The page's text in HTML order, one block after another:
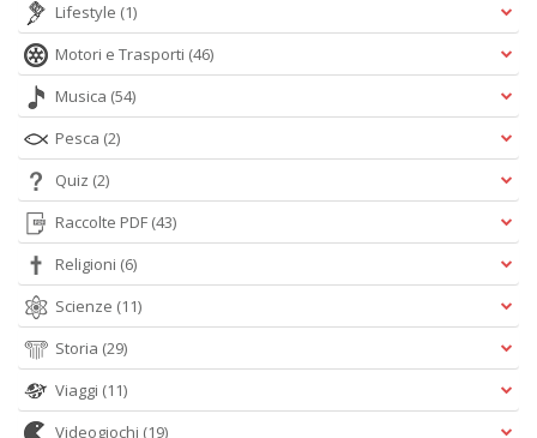
Lifestyle (1)
Motori e Trasporti (46)
Musica (54)
Pesca (2)
Quiz (2)
Raccolte PDF (43)
Religioni (6)
Scienze (11)
Storia (29)
Viaggi (11)
Videogiochi (19)